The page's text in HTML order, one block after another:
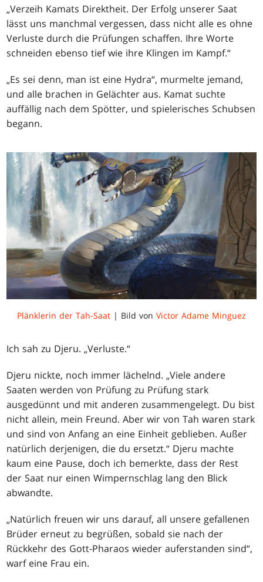
„Verzeih Kamats Direktheit. Der Erfolg unserer Saat
lässt uns manchmal vergessen, dass nicht alle es ohne
Verluste durch die Prüfungen schaffen. Ihre Worte
schneiden ebenso tief wie ihre Klingen im Kampf.“
„Es sei denn, man ist eine Hydra“, murmelte jemand,
und alle brachen in Gelächter aus. Kamat suchte
auffällig nach dem Spötter, und spielerisches Schubsen
begann.
Plänklerin der Tah-Saat | Bild von Victor Adame Minguez
Ich sah zu Djeru. „Verluste.“
Djeru nickte, noch immer lächelnd. „Viele andere
Saaten werden von Prüfung zu Prüfung stark
ausgedünnt und mit anderen zusammengelegt. Du bist
nicht allein, mein Freund. Aber wir von Tah waren stark
und sind von Anfang an eine Einheit geblieben. Außer
natürlich derjenigen, die du ersetzt.“ Djeru machte
kaum eine Pause, doch ich bemerkte, dass der Rest
der Saat nur einen Wimpernschlag lang den Blick
abwandte.
„Natürlich freuen wir uns darauf, all unsere gefallenen
Brüder erneut zu begrüßen, sobald sie nach der
Rückkehr des Gott-Pharaos wieder auferstanden sind“,
warf eine Frau ein.